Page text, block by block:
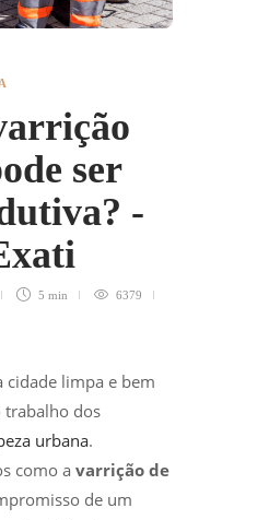
ser
-
5 min 6379
limpa e bem
trabalho dos
urbana.
como a varrição de
de um